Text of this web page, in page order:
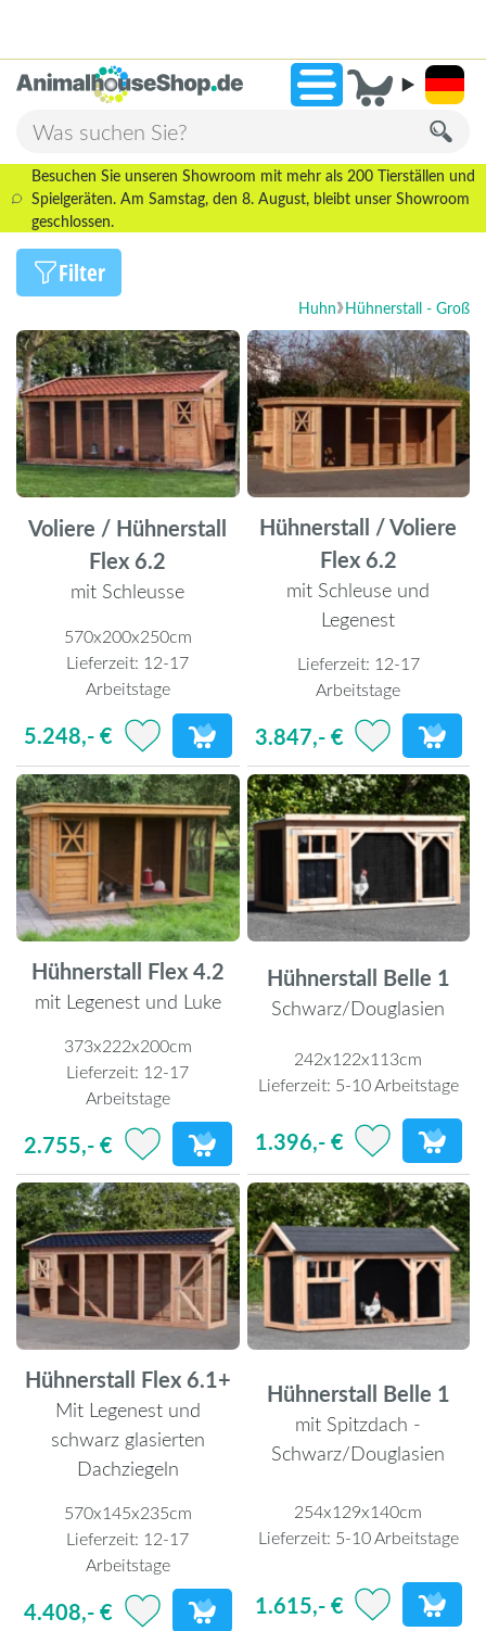
»2.238 Bewertungen!
Besuchen Sie unseren Showroom mit mehr als 200 Tierställen und
Spielgeräten. Am Samstag, den 8. August, bleibt unser Showroom
geschlossen.
Filter
Huhn Hühnerstall - Groß
Voliere / Hühnerstall
Flex 6.2
mit Schleusse
570x200x250cm
Lieferzeit: 12-17
Arbeitstage
5.248,- €
Hühnerstall / Voliere
Flex 6.2
mit Schleuse und
Legenest
Lieferzeit: 12-17
Arbeitstage
3.847,- €
Hühnerstall Flex 4.2
mit Legenest und Luke
373x222x200cm
Lieferzeit: 12-17
Arbeitstage
2.755,- €
Hühnerstall Belle 1
Schwarz/Douglasien
242x122x113cm
Lieferzeit: 5-10 Arbeitstage
1.396,- €
Hühnerstall Flex 6.1+
Mit Legenest und
schwarz glasierten
Dachziegeln
570x145x235cm
Lieferzeit: 12-17
Arbeitstage
4.408,- €
Hühnerstall Belle 1
mit Spitzdach -
Schwarz/Douglasien
254x129x140cm
Lieferzeit: 5-10 Arbeitstage
1.615,- €